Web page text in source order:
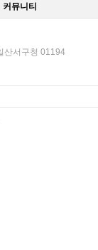
커뮤니티
산서구청 01194